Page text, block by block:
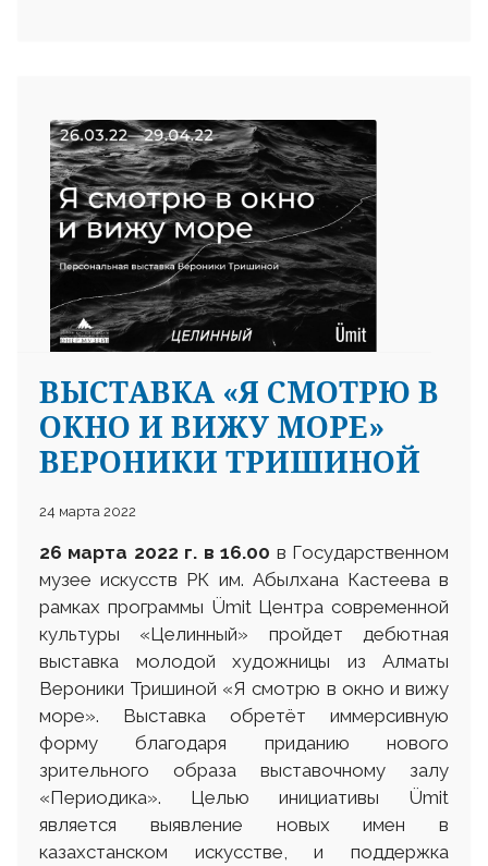
ВЫСТАВКА «Я СМОТРЮ В
ОКНО И ВИЖУ МОРЕ»
ВЕРОНИКИ ТРИШИНОЙ
24 марта 2022
26 марта 2022 г. в 16.00 в Государственном
музее искусств РК им. Абылхана Кастеева в
рамках программы Ümit Центра современной
культуры «Целинный» пройдет дебютная
выставка молодой художницы из Алматы
Вероники Тришиной «Я смотрю в окно и вижу
море». Выставка обретёт иммерсивную
форму благодаря приданию нового
зрительного образа выставочному залу
«Периодика». Целью инициативы Ümit
является выявление новых имен в
казахстанском искусстве, и поддержка